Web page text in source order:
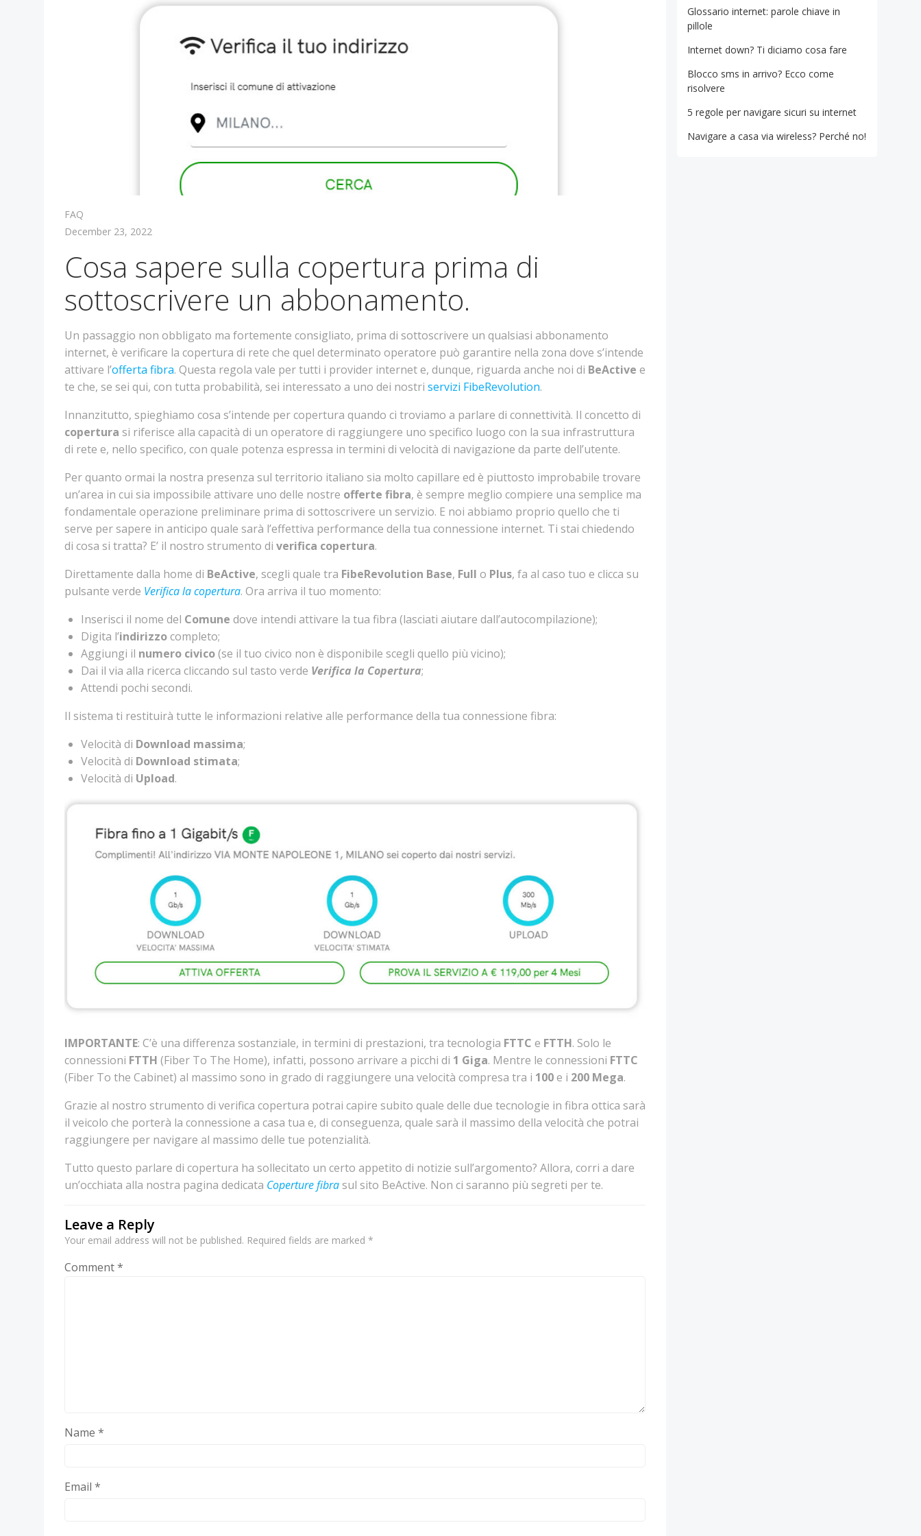
FAQ
December 23, 2022
Cosa sapere sulla copertura prima di
sottoscrivere un abbonamento.
Un passaggio non obbligato ma fortemente consigliato, prima di sottoscrivere un qualsiasi abbonamento
internet, è verificare la copertura di rete che quel determinato operatore può garantire nella zona dove s’intende
attivare l’offerta fibra. Questa regola vale per tutti i provider internet e, dunque, riguarda anche noi di BeActive e
te che, se sei qui, con tutta probabilità, sei interessato a uno dei nostri servizi FibeRevolution.
Innanzitutto, spieghiamo cosa s’intende per copertura quando ci troviamo a parlare di connettività. Il concetto di
copertura si riferisce alla capacità di un operatore di raggiungere uno specifico luogo con la sua infrastruttura
di rete e, nello specifico, con quale potenza espressa in termini di velocità di navigazione da parte dell’utente.
Per quanto ormai la nostra presenza sul territorio italiano sia molto capillare ed è piuttosto improbabile trovare
un’area in cui sia impossibile attivare uno delle nostre offerte fibra, è sempre meglio compiere una semplice ma
fondamentale operazione preliminare prima di sottoscrivere un servizio. E noi abbiamo proprio quello che ti
serve per sapere in anticipo quale sarà l’effettiva performance della tua connessione internet. Ti stai chiedendo
di cosa si tratta? E’ il nostro strumento di verifica copertura.
Direttamente dalla home di BeActive, scegli quale tra FibeRevolution Base, Full o Plus, fa al caso tuo e clicca su
pulsante verde Verifica la copertura. Ora arriva il tuo momento:
Inserisci il nome del Comune dove intendi attivare la tua fibra (lasciati aiutare dall’autocompilazione);
Digita l’indirizzocompleto;
Aggiungi il numero civico(se il tuo civico non è disponibile scegli quello più vicino);
Dai il via alla ricerca cliccando sul tasto verde Verifica la Copertura;
Attendi pochi secondi.
Il sistema ti restituirà tutte le informazioni relative alle performance della tua connessione fibra:
Velocità di Download massima;
Velocità di Download stimata;
Velocità di Upload.
IMPORTANTE: C’è una differenza sostanziale, in termini di prestazioni, tra tecnologia FTTC e FTTH. Solo le
connessioni FTTH (Fiber To The Home), infatti, possono arrivare a picchi di 1 Giga. Mentre le connessioni FTTC
(Fiber To the Cabinet) al massimo sono in grado di raggiungere una velocità compresa tra i 100e i 200 Mega.
Grazie al nostro strumento di verifica copertura potrai capire subito quale delle due tecnologie in fibra ottica sarà
il veicolo che porterà la connessione a casa tua e, di conseguenza, quale sarà il massimo della velocità che potrai
raggiungere per navigare al massimo delle tue potenzialità.
Tutto questo parlare di copertura ha sollecitato un certo appetito di notizie sull’argomento? Allora, corri a dare
un’occhiata alla nostra pagina dedicata Coperture fibra sul sito BeActive. Non ci saranno più segreti per te.
Leave a Reply
Your email address will not be published. Required fields are marked *
Comment*
Name *
Email *
Glossario internet: parole chiave in
pillole
Internet down? Ti diciamo cosa fare
Blocco sms in arrivo? Ecco come
risolvere
5 regole per navigare sicuri su internet
Navigare a casa via wireless? Perché no!